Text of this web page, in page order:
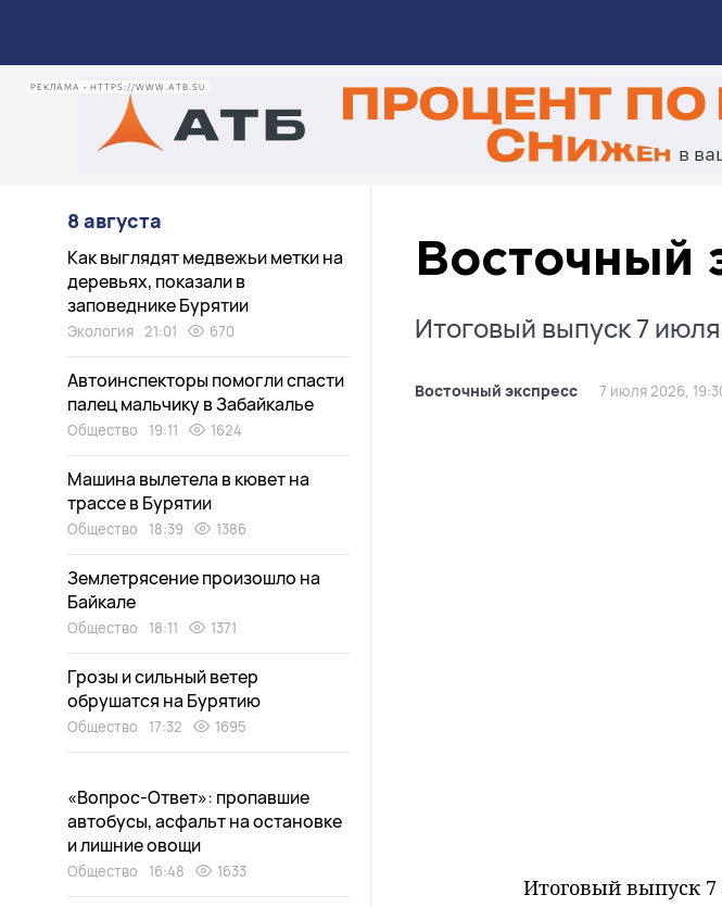
РЕКЛАМА • HTTPS://WWW.ATB.SU
Восточный
Итоговый выпуск 7
Восточный экспресс 7 июля 2026,
Итоговый выпуск 7
8 августа
Как выглядят медвежьи метки на
деревьях, показали в
заповеднике Бурятии
Экология 21:01 670
Автоинспекторы помогли спасти
палец мальчику в Забайкалье
Общество 19:11 1624
Машина вылетела в кювет на
трассе в Бурятии
Общество 18:39 1386
Землетрясение произошло на
Байкале
Общество 18:11 1371
Грозы и сильный ветер
обрушатся на Бурятию
Общество 17:32 1695
«Вопрос-Ответ»: пропавшие
автобусы, асфальт на остановке
и лишние овощи
Общество 16:48 1633